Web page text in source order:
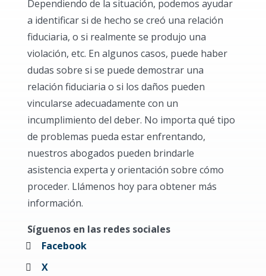
Dependiendo de la situación, podemos ayudar
a identificar si de hecho se creó una relación
fiduciaria, o si realmente se produjo una
violación, etc. En algunos casos, puede haber
dudas sobre si se puede demostrar una
relación fiduciaria o si los daños pueden
vincularse adecuadamente con un
incumplimiento del deber. No importa qué tipo
de problemas pueda estar enfrentando,
nuestros abogados pueden brindarle
asistencia experta y orientación sobre cómo
proceder. Llámenos hoy para obtener más
información.
Síguenos en las redes sociales
Facebook
X